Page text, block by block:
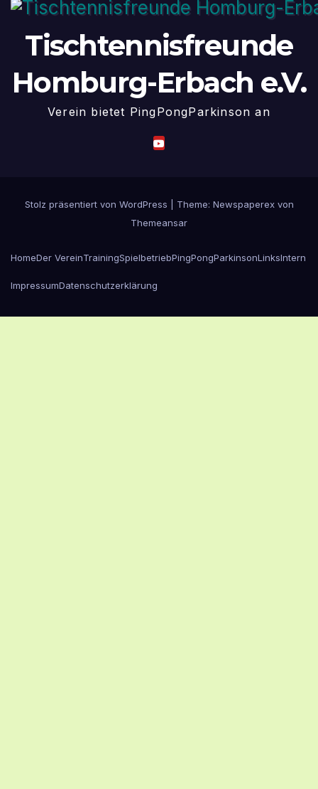
Tischtennisfreunde
Homburg-Erbach e.V.
Verein bietet PingPongParkinson an
Stolz präsentiert von WordPress
Theme: Newspaperex von
Themeansar
HomeDer VereinTrainingSpielbetriebPingPongParkinsonLinksIntern
ImpressumDatenschutzerklärung